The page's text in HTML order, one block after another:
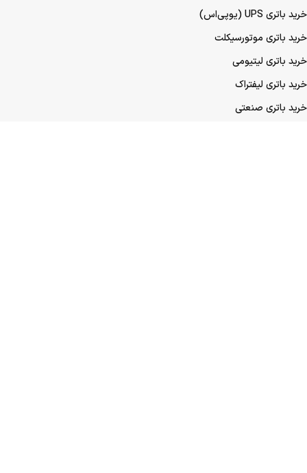
خرید باتری UPS (یو‌پی‌اس)
خرید باتری موتورسیکلت
خرید باتری لیتیومی
خرید باتری لیفتراک
خرید باتری صنعتی